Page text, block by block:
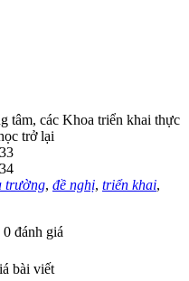
tâm, các Khoa triển khai thực
trở lại
trường, đề nghị, triển khai,
đánh giá
bài viết